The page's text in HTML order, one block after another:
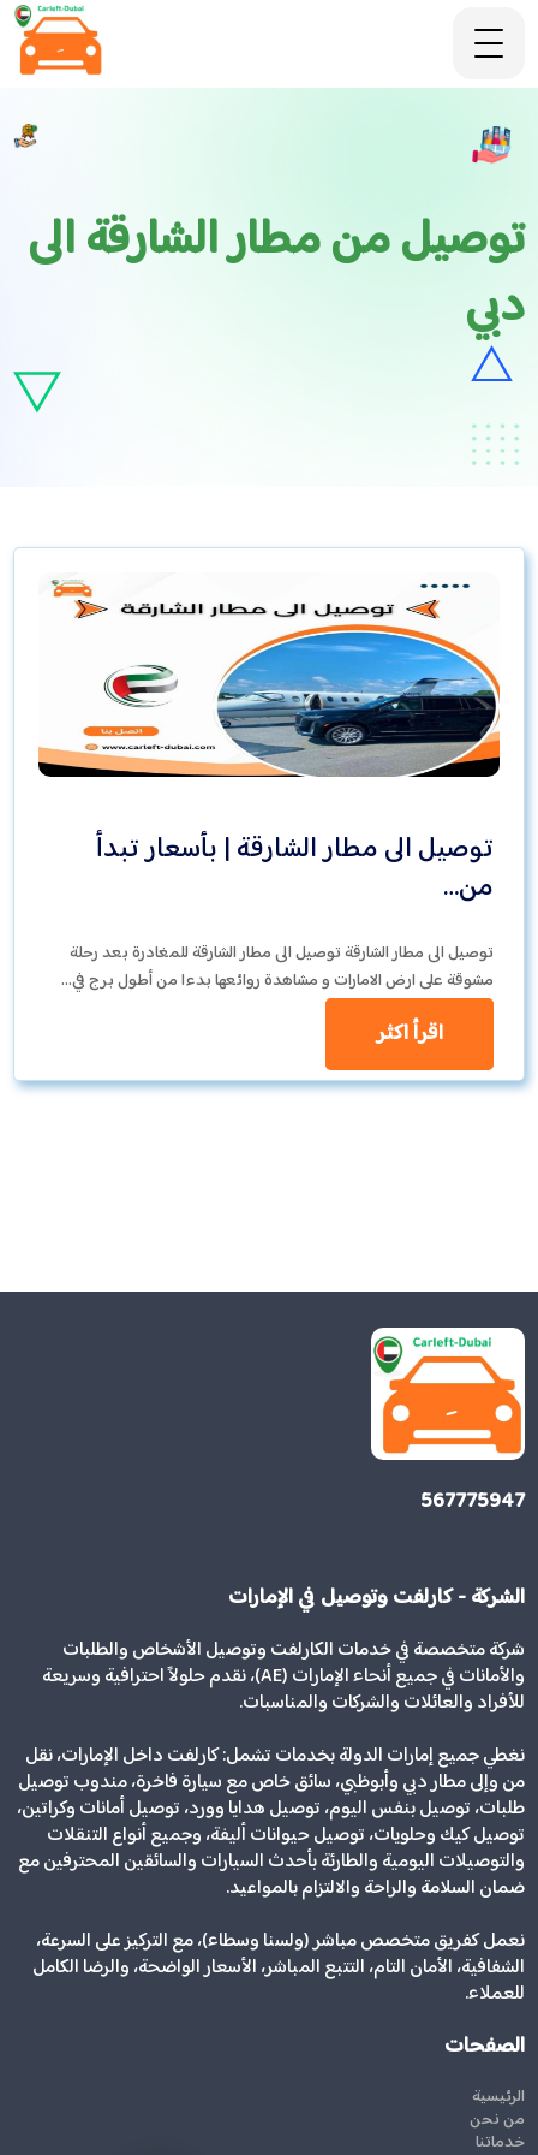
توصيل من مطار الشارقة الى
دبي
توصيل الى مطار الشارقة | بأسعار تبدأ
من…
توصيل الى مطار الشارقة توصيل الى مطار الشارقة للمغادرة بعد رحلة
مشوقة على ارض الامارات و مشاهدة روائعها بدءا من أطول برج في…
اقرأ اكثر
567775947
الشركة - كارلفت وتوصيل في الإمارات
شركة متخصصة في خدمات الكارلفت وتوصيل الأشخاص والطلبات
والأمانات في جميع أنحاء الإمارات (AE)، نقدم حلولاً احترافية وسريعة
للأفراد والعائلات والشركات والمناسبات.
نغطي جميع إمارات الدولة بخدمات تشمل: كارلفت داخل الإمارات، نقل
من وإلى مطار دبي وأبوظبي، سائق خاص مع سيارة فاخرة، مندوب توصيل
طلبات، توصيل بنفس اليوم، توصيل هدايا وورد، توصيل أمانات وكراتين،
توصيل كيك وحلويات، توصيل حيوانات أليفة، وجميع أنواع التنقلات
والتوصيلات اليومية والطارئة بأحدث السيارات والسائقين المحترفين مع
ضمان السلامة والراحة والالتزام بالمواعيد.
نعمل كفريق متخصص مباشر (ولسنا وسطاء)، مع التركيز على السرعة،
الشفافية، الأمان التام، التتبع المباشر، الأسعار الواضحة، والرضا الكامل
للعملاء.
الصفحات
الرئيسية
من نحن
خدماتنا